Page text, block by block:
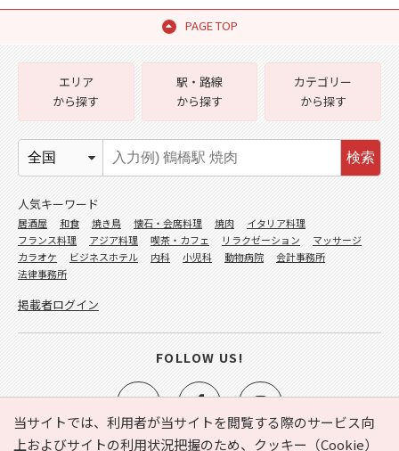
PAGE TOP
当サイトでは、利用者が当サイトを閲覧する際のサービス向
上およびサイトの利用状況把握のため、クッキー（Cookie）
エリア
から探す
駅・路線
から探す
カテゴリー
から探す
検索
人気キーワード
居酒屋 和食 焼き鳥 懐石・会席料理 焼肉
イタリア料理
フランス料理
アジア料理 喫茶・カフェ リラクゼーション
マッサージ
カラオケ
ビジネスホテル 内科 小児科 動物病院
会計事務所
法律事務所
掲載者ログイン
FOLLOW US!